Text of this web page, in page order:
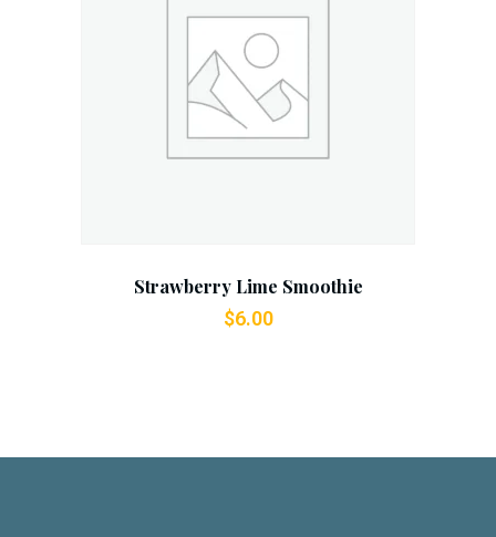
Strawberry Lime Smoothie
$6.00